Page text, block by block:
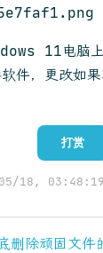
11电脑
件，更改如果
打赏
18, 03:48:19
删除顽固文件